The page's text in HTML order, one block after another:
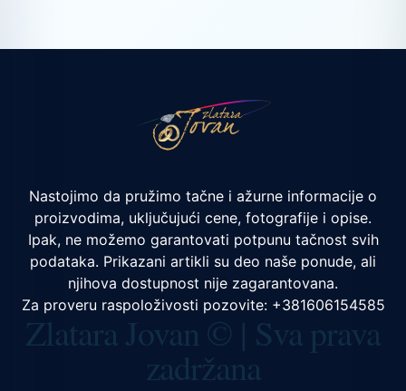
Nastojimo da pružimo tačne i ažurne informacije o
proizvodima, uključujući cene, fotografije i opise.
Ipak, ne možemo garantovati potpunu tačnost svih
podataka. Prikazani artikli su deo naše ponude, ali
njihova dostupnost nije zagarantovana.
Za proveru raspoloživosti pozovite: +381606154585
Zlatara Jovan © | Sva prava
zadržana